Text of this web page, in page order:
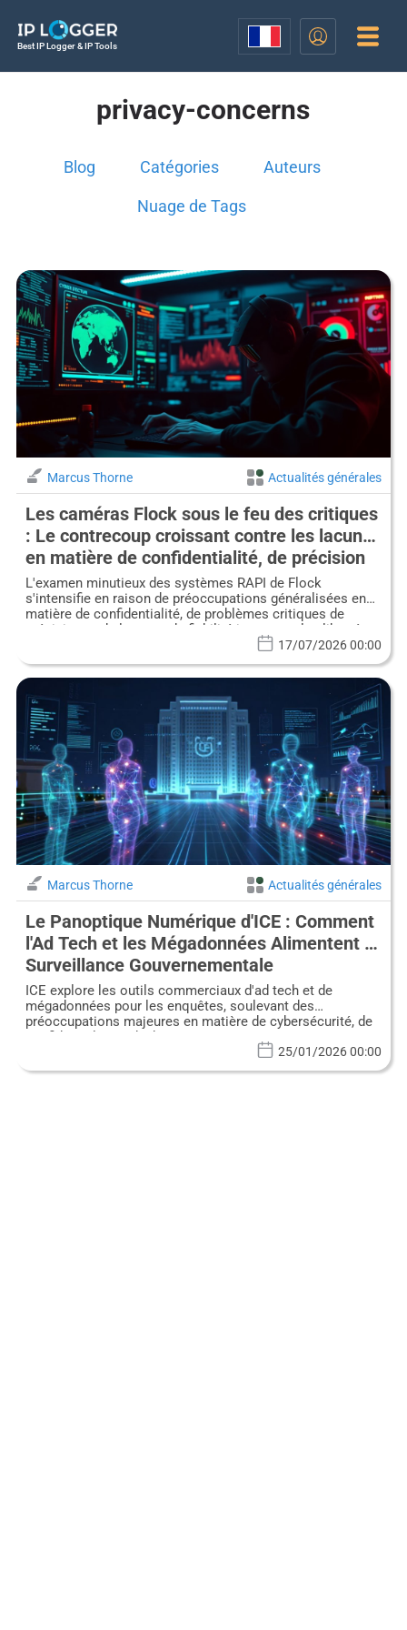
Best IP Logger & IP Tools
privacy-concerns
Blog Catégories Auteurs
Nuage de Tags
Marcus Thorne Actualités générales
Les caméras Flock sous le feu des critiques
: Le contrecoup croissant contre les lacunes
en matière de confidentialité, de précision
et de fiabilité des RAPI
L'examen minutieux des systèmes RAPI de Flock
s'intensifie en raison de préoccupations généralisées en
matière de confidentialité, de problèmes critiques de
précision et de lacunes de fiabilité impactant les libertés
17/07/2026 00:00
Marcus Thorne Actualités générales
Le Panoptique Numérique d'ICE : Comment
l'Ad Tech et les Mégadonnées Alimentent la
Surveillance Gouvernementale
ICE explore les outils commerciaux d'ad tech et de
mégadonnées pour les enquêtes, soulevant des
préoccupations majeures en matière de cybersécurité, de
confidentialité et d'éthique.
25/01/2026 00:00